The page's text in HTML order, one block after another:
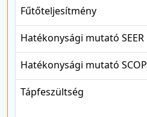
Fűtőteljesítmény
Hatékonysági mutató SEER
Hatékonysági mutató SCOP
Tápfeszültség